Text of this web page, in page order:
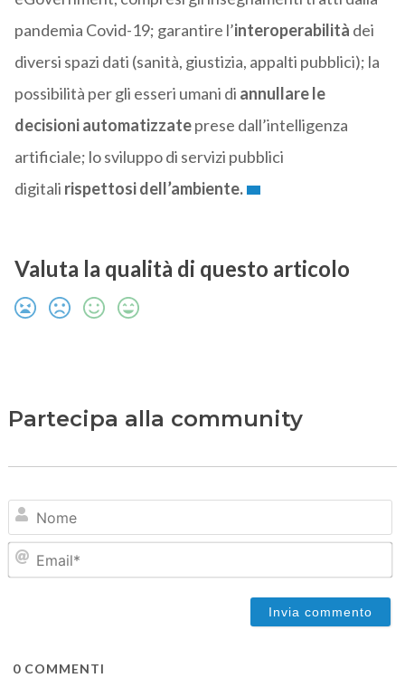
pandemia Covid-19; garantire l’interoperabilità dei
diversi spazi dati (sanità, giustizia, appalti pubblici); la
possibilità per gli esseri umani di annullare le
decisioni automatizzateprese dall’intelligenza
artificiale; lo sviluppo di servizi pubblici
digitali rispettosi dell’ambiente.
Valuta la qualità di questo articolo
Partecipa alla community
0COMMENTI